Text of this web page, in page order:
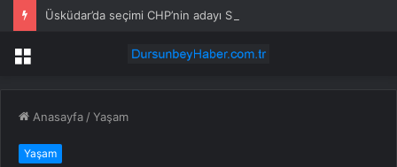
Menü
Anasayfa /Yaşam
Yaşam